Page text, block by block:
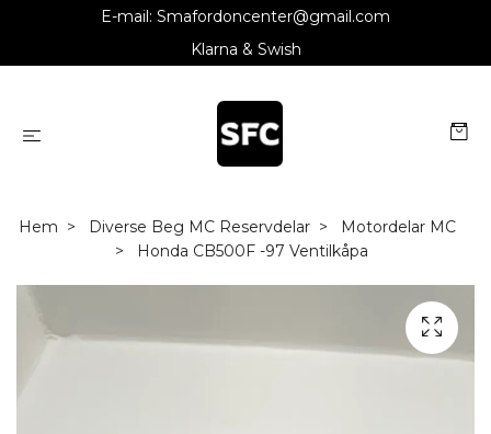
E-mail: Smafordoncenter@gmail.com
Klarna & Swish
Hem Diverse Beg MC Reservdelar
Motordelar MC
Honda CB500F -97 Ventilkåpa